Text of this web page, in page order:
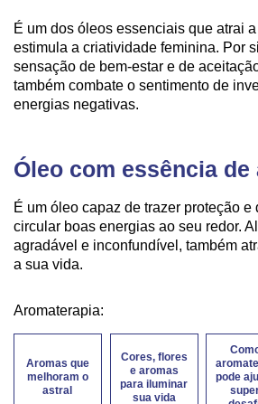
É um dos óleos essenciais que atrai
estimula a criatividade feminina. Por
sensação de bem-estar e de
também combate o sentimento de
energias negativas.
Óleo com essência de
É um óleo capaz de trazer proteção e
circular boas energias ao seu redor.
agradável e inconfundível, também
a sua vida.
Aromaterapia:
Aromas que
melhoram o
astral
Cores, flores
e aromas
para iluminar
sua vida
pode